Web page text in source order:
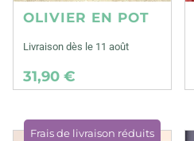
OLIVIER EN POT
Livraison dès le 11 août
31,90 €
Frais de livraison réduits